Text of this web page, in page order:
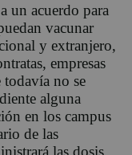
un acuerdo para
vacunar
y extranjero,
empresas
todavía no se
alguna
en los campus
de las
las dosis